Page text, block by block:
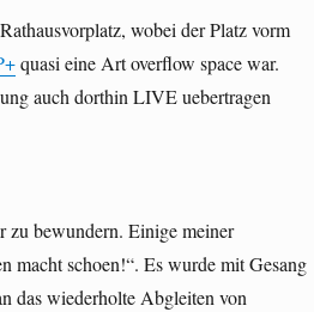
wobei der Platz vorm
quasi eine Art overflow space war.
auch dorthin LIVE uebertragen
zu bewundern. Einige meiner
macht schoen!“. Es wurde mit Gesang
das wiederholte Abgleiten von